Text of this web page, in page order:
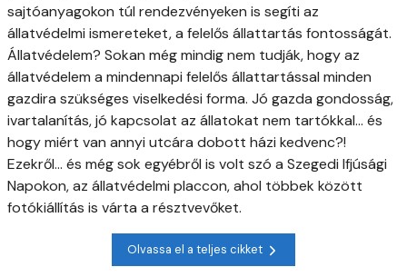
sajtóanyagokon túl rendezvényeken is segíti az
állatvédelmi ismereteket, a felelős állattartás fontosságát.
Állatvédelem? Sokan még mindig nem tudják, hogy az
állatvédelem a mindennapi felelős állattartással minden
gazdira szükséges viselkedési forma. Jó gazda gondosság,
ivartalanítás, jó kapcsolat az állatokat nem tartókkal... és
hogy miért van annyi utcára dobott házi kedvenc?!
Ezekről... és még sok egyébről is volt szó a Szegedi Ifjúsági
Napokon, az állatvédelmi placcon, ahol többek között
fotókiállítás is várta a résztvevőket.
Olvassa el a teljes cikket